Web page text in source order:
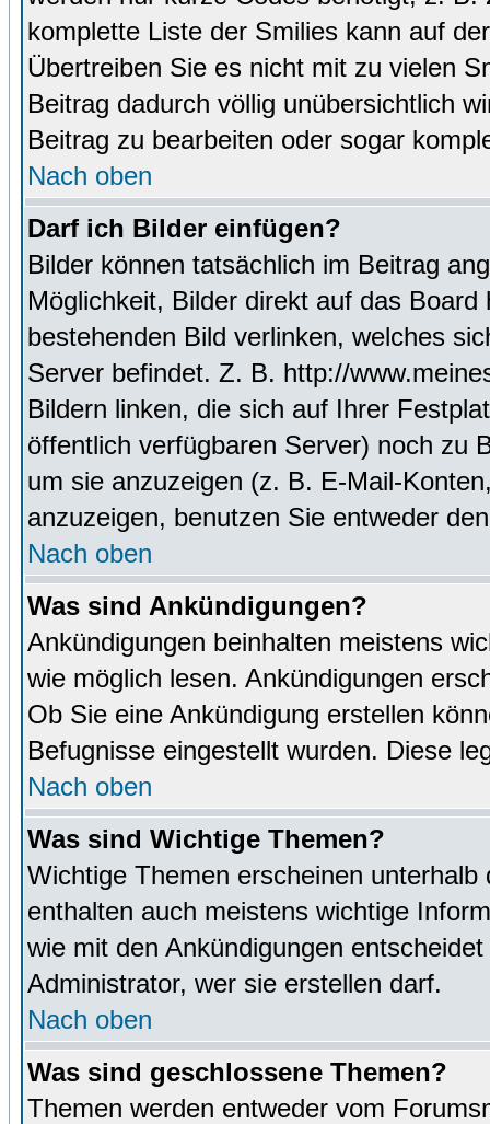
komplette Liste der Smilies kann auf
Übertreiben Sie es nicht mit zu vielen
Beitrag dadurch völlig unübersichtlich
Beitrag zu bearbeiten oder sogar
Nach oben
Darf ich Bilder einfügen?
Bilder können tatsächlich im Beitrag
Möglichkeit, Bilder direkt auf das
bestehenden Bild verlinken, welches
Server befindet. Z. B. http://
Bildern linken, die sich auf Ihrer
öffentlich verfügbaren Server) noch zu
um sie anzuzeigen (z. B. E-Mail-
anzuzeigen, benutzen Sie entweder
Nach oben
Was sind Ankündigungen?
Ankündigungen beinhalten meistens
wie möglich lesen. Ankündigungen
Ob Sie eine Ankündigung erstellen
Befugnisse eingestellt wurden. Diese
Nach oben
Was sind Wichtige Themen?
Wichtige Themen erscheinen
enthalten auch meistens wichtige
wie mit den Ankündigungen
Administrator, wer sie erstellen darf.
Nach oben
Was sind geschlossene Themen?
Themen werden entweder vom